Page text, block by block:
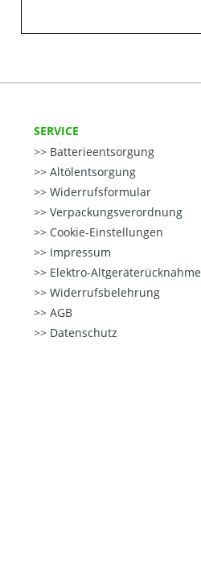
SERVICE
Batterieentsorgung
Altölentsorgung
Widerrufsformular
Verpackungsverordnung
Cookie-Einstellungen
Impressum
Elektro-Altgeräterücknahme
Widerrufsbelehrung
AGB
Datenschutz